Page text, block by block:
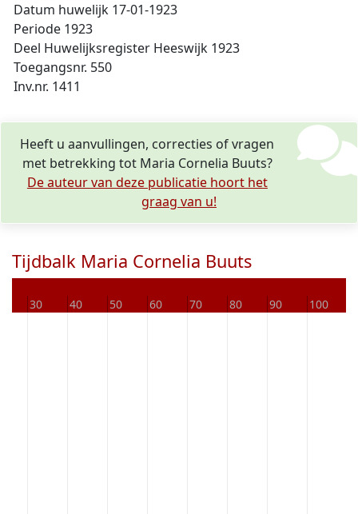
Datum huwelijk 17-01-1923
Periode 1923
Deel Huwelijksregister Heeswijk 1923
Toegangsnr. 550
Inv.nr. 1411
Heeft u aanvullingen, correcties of vragen
met betrekking tot Maria Cornelia Buuts?
De auteur van deze publicatie hoort het
graag van u!
Tijdbalk Maria Cornelia Buuts
30 40 50 60 70 80 90 100